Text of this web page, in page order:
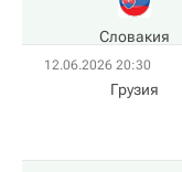
Словакия
12.06.2026 20:30
Грузия